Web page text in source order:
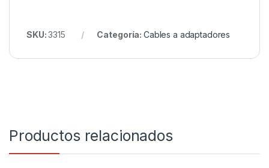
SKU:3315 Categoría: Cables a adaptadores
Productos relacionados